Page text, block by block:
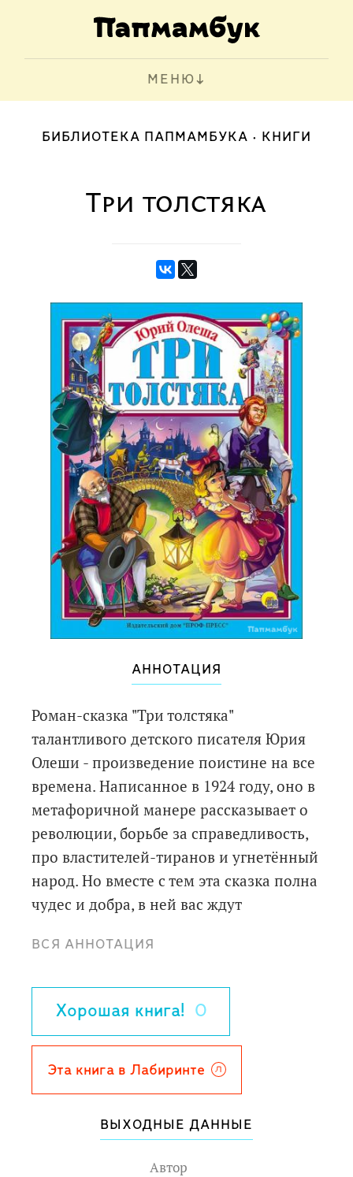
МЕНЮ
БИБЛИОТЕКА ПАПМАМБУКА КНИГИ
Три толстяка
АННОТАЦИЯ
Роман-сказка "Три толстяка"
талантливого детского писателя Юрия
Олеши - произведение поистине на все
времена. Написанное в 1924 году, оно в
метафоричной манере рассказывает о
революции, борьбе за справедливость,
про властителей-тиранов и угнетённый
народ. Но вместе с тем эта сказка полна
чудес и добра, в ней вас ждут
бесстрашные, удивительные события и
следят поколения читателей за
трогательной историей Суок и Тутти,
канатоходца Тибула и доктора Гаспара
Арнери. Книгой "Три толстяка"
зачитываются и дети, и взрослые. Пусть
она будет и в вашей библиотеке, чтобы
вы смогли разгадать секрет этой
удивительной волшебной сказки!
ВСЯ АННОТАЦИЯ
Хорошая книга! 0
Эта книга в Лабиринте
ВЫХОДНЫЕ ДАННЫЕ
Автор